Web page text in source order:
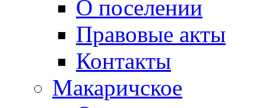
О поселении
Правовые акты
Контакты
Макаричское